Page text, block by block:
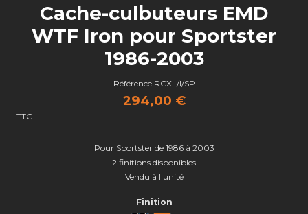
Cache-culbuteurs EMD
WTF Iron pour Sportster
1986-2003
Référence RCXL/I/SP
294,00 €
TTC
Pour Sportster de 1986 à 2003
2 finitions disponibles
Vendu à l'unité
Finition